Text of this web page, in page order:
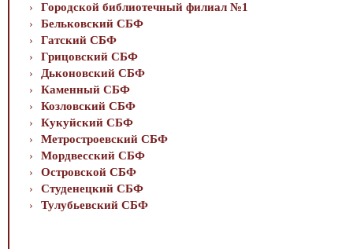
Городской библиотечный филиал №1
Бельковский СБФ
Гатский СБФ
Грицовский СБФ
Дьконовский СБФ
Каменный СБФ
Козловский СБФ
Кукуйский СБФ
Метростроевский СБФ
Мордвесский СБФ
Островской СБФ
Студенецкий СБФ
Тулубьевский СБФ